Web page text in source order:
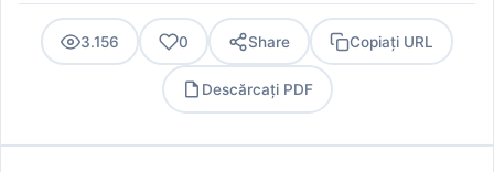
3.156 0 Share Copiați URL
Descărcați PDF